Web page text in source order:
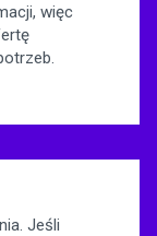
więc
Jeśli